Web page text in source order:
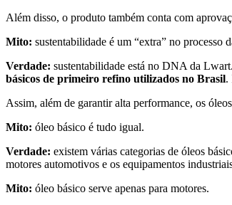
Além disso, o produto também conta com
Mito: sustentabilidade é um “extra” no processo
Verdade: sustentabilidade está no DNA da
básicos de primeiro refino utilizados no Brasil.
Assim, além de garantir alta performance, os
Mito: óleo básico é tudo igual.
Verdade: existem várias categorias de óleos
motores automotivos e os equipamentos
Mito: óleo básico serve apenas para motores.